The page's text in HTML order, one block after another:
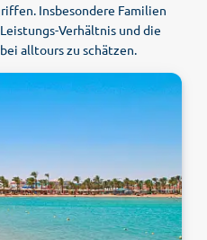
Insbesondere Familien
Verhältnis und die
alltours zu schätzen.